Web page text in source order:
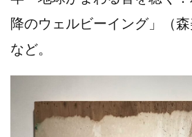
降のウェルビーイング」（森
など。